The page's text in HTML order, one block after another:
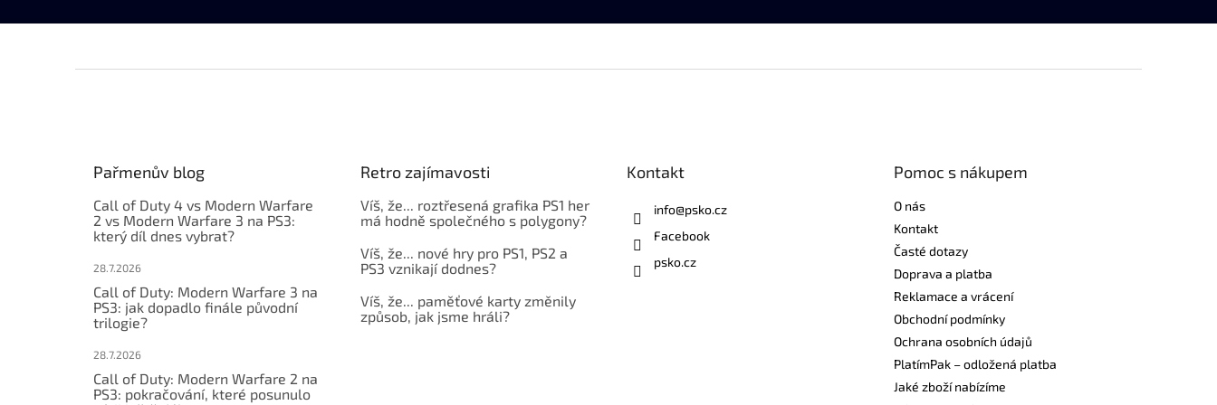
Pařmenův blog
Call of Duty 4 vs Modern Warfare
2 vs Modern Warfare 3 na PS3:
který díl dnes vybrat?
28.7.2026
Call of Duty: Modern Warfare 3 na
PS3: jak dopadlo finále původní
trilogie?
28.7.2026
Call of Duty: Modern Warfare 2 na
PS3: pokračování, které posunulo
Retro zajímavosti
Víš, že... roztřesená grafika PS1 her
má hodně společného s polygony?
Víš, že... nové hry pro PS1, PS2 a
PS3 vznikají dodnes?
Víš, že... paměťové karty změnily
způsob, jak jsme hráli?
Kontakt
info@psko.cz
Facebook
psko.cz
Pomoc s nákupem
O nás
Kontakt
Časté dotazy
Doprava a platba
Reklamace a vrácení
Obchodní podmínky
Ochrana osobních údajů
PlatímPak – odložená platba
Jaké zboží nabízíme